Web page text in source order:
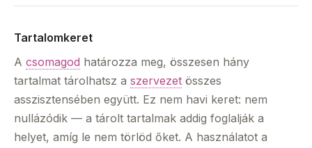
Tartalomkeret
A csomagod határozza meg, összesen hány
tartalmat tárolhatsz a szervezet összes
asszisztensében együtt. Ez nem havi keret: nem
nullázódik — a tárolt tartalmak addig foglalják a
helyet, amíg le nem törlöd őket. A használatot a